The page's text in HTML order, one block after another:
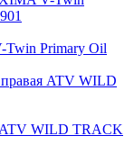
Twin Primary Oil
ATV WILD TRACK